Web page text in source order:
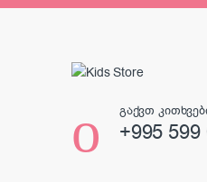
გაქვთ
+995